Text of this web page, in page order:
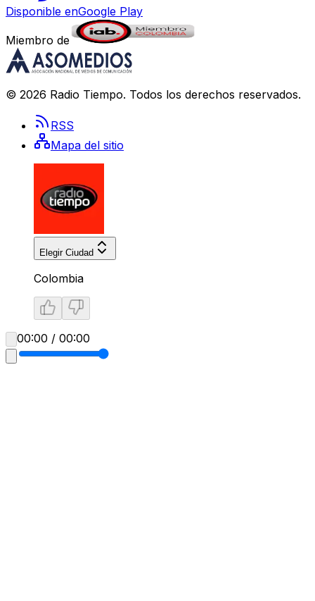
Disponible enGoogle Play
Miembro de
© 2026 Radio Tiempo. Todos los derechos reservados.
RSS
Mapa del sitio
Elegir Ciudad
Colombia
00:00 / 00:00